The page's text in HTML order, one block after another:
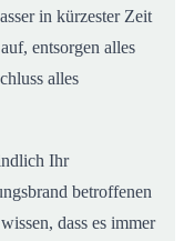
in kürzester Zeit
entsorgen alles
alles
Ihr
betroffenen
dass es immer